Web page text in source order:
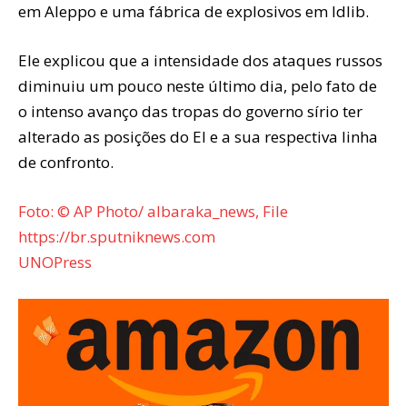
em Aleppo e uma fábrica de explosivos em Idlib.
Ele explicou que a intensidade dos ataques russos
diminuiu um pouco neste último dia, pelo fato de
o intenso avanço das tropas do governo sírio ter
alterado as posições do EI e a sua respectiva linha
de confronto.
Foto: © AP Photo/ albaraka_news, File
https://br.sputniknews.com
UNOPress